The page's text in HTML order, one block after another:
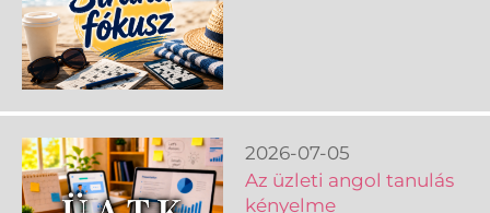
2026-07-05
Az üzleti angol tanulás
kényelme